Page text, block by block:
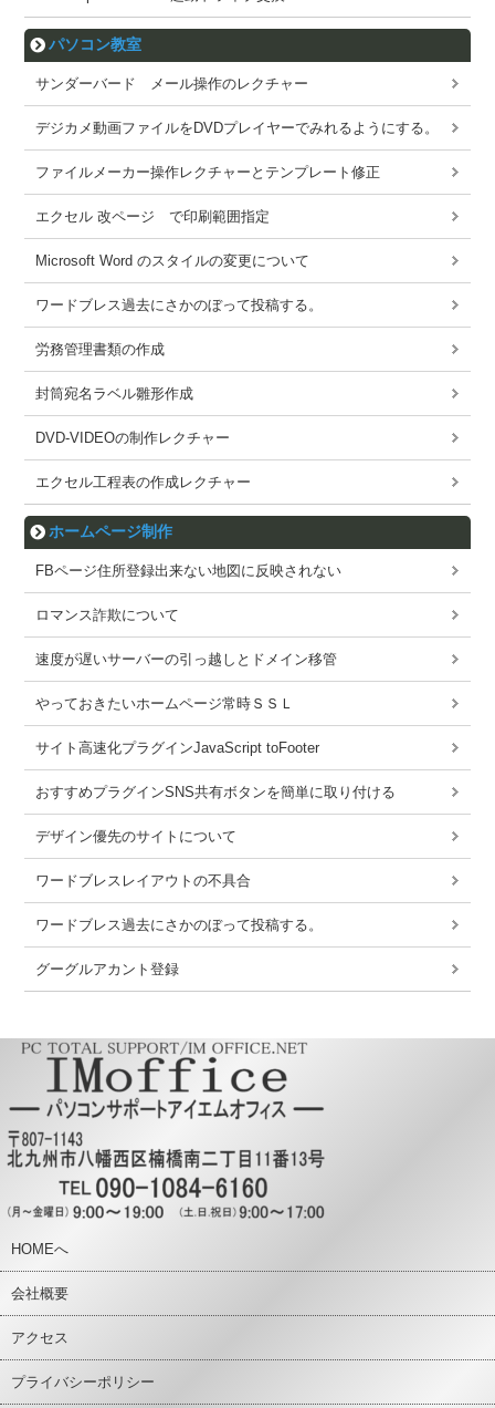
パソコン教室
サンダーバード メール操作のレクチャー
デジカメ動画ファイルをDVDプレイヤーでみれるようにする。
ファイルメーカー操作レクチャーとテンプレート修正
エクセル 改ページ で印刷範囲指定
Microsoft Word のスタイルの変更について
ワードブレス過去にさかのぼって投稿する。
労務管理書類の作成
封筒宛名ラベル雛形作成
DVD-VIDEOの制作レクチャー
エクセル工程表の作成レクチャー
ホームページ制作
FBページ住所登録出来ない地図に反映されない
ロマンス詐欺について
速度が遅いサーバーの引っ越しとドメイン移管
やっておきたいホームページ常時ＳＳＬ
サイト高速化プラグインJavaScript toFooter
おすすめプラグインSNS共有ボタンを簡単に取り付ける
デザイン優先のサイトについて
ワードブレスレイアウトの不具合
ワードブレス過去にさかのぼって投稿する。
グーグルアカント登録
HOMEへ
会社概要
アクセス
プライバシーポリシー